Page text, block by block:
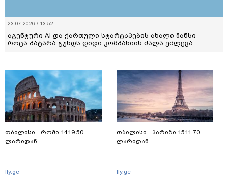
23.07.2026 / 13:52
აგენტური AI და ქართული სტარტაპების ახალი შანსი –
როცა პატარა გუნდს დიდი კომპანიის ძალა ეძლევა
თბილისი - რომი 1419.50
ლარიდან
fly.ge
თბილისი - პარიზი 1511.70
ლარიდან
fly.ge